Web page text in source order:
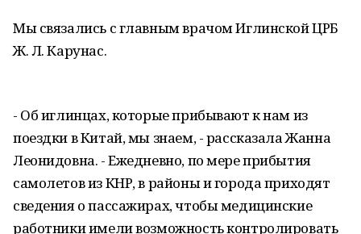
Мы связались с главным врачом Иглинской ЦРБ
Ж. Л. Карунас.
- Об иглинцах, которые прибывают к нам из
поездки в Китай, мы знаем, - рассказала Жанна
Леонидовна. - Ежедневно, по мере прибытия
самолетов из КНР, в районы и города приходят
сведения о пассажирах, чтобы медицинские
работники имели возможность контролировать